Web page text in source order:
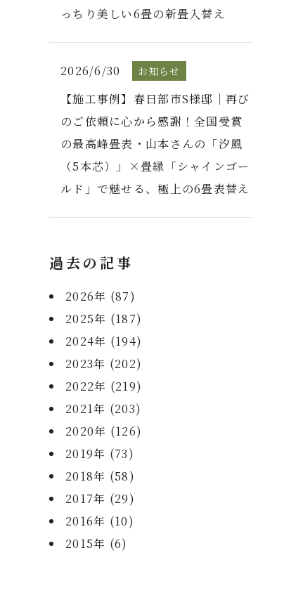
っちり美しい6畳の新畳入替え
2026/6/30 お知らせ
【施工事例】春日部市S様邸｜再び
のご依頼に心から感謝！全国受賞
の最高峰畳表・山本さんの「汐風
（5本芯）」×畳縁「シャインゴー
ルド」で魅せる、極上の6畳表替え
過去の記事
2026年 (87)
2025年 (187)
2024年 (194)
2023年 (202)
2022年 (219)
2021年 (203)
2020年 (126)
2019年 (73)
2018年 (58)
2017年 (29)
2016年 (10)
2015年 (6)